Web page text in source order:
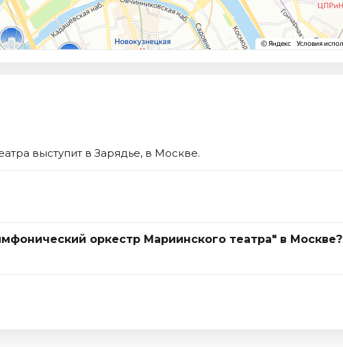
выступит в Зарядье, в Москве.
оркестр Мариинского театра" в Москве?